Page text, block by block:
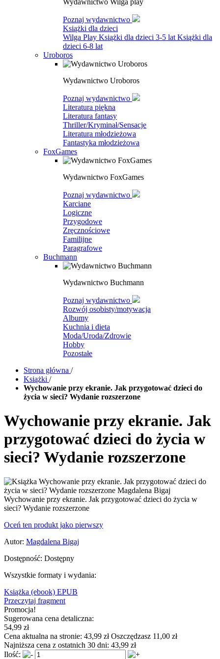
Wydawnictwo Wilga play
Poznaj wydawnictwo
Książki dla dzieci
Wilga Play Książki dla dzieci 3-5 lat Książki dla
dzieci 6-8 lat
Uroboros
Wydawnictwo Uroboros
Poznaj wydawnictwo
Literatura piękna
Literatura fantasy
Thriller/Kryminał/Sensacje
Literatura młodzieżowa
Fantastyka młodzieżowa
FoxGames
Wydawnictwo FoxGames
Poznaj wydawnictwo
Karciane
Logiczne
Przygodowe
Zręcznościowe
Familijne
Paragrafowe
Buchmann
Wydawnictwo Buchmann
Poznaj wydawnictwo
Rozwój osobisty/motywacja
Albumy
Kuchnia i dieta
Moda/Uroda/Zdrowie
Hobby
Pozostałe
Strona główna /
Książki /
Wychowanie przy ekranie. Jak przygotować dzieci do
życia w sieci? Wydanie rozszerzone
Wychowanie przy ekranie. Jak
przygotować dzieci do życia w
sieci? Wydanie rozszerzone
Wychowanie przy ekranie. Jak przygotować dzieci do życia w
sieci? Wydanie rozszerzone
Oceń ten produkt jako pierwszy
Autor: Magdalena Bigaj
Dostępność: Dostępny
Wszystkie formaty i wydania:
Książka (ebook) EPUB
Przeczytaj fragment
Promocja!
Sugerowana cena detaliczna:
54,99 zł
Cena aktualna na stronie: 43,99 złOszczędzasz 11,00 zł
Najniższa cena z ostatnich 30 dni: 43,99 zł
Ilość: